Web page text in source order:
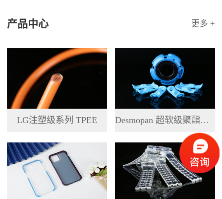
产品中心 更多 +
LG注塑级系列 TPEE Desmopan 超软级聚酯系列 TPU